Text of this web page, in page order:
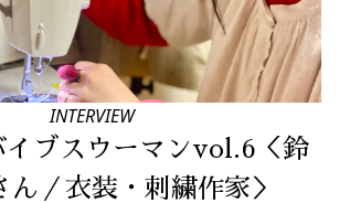
INTERVIEW
ブスウーマンvol.6＜鈴
ん／衣装・刺繍作家＞